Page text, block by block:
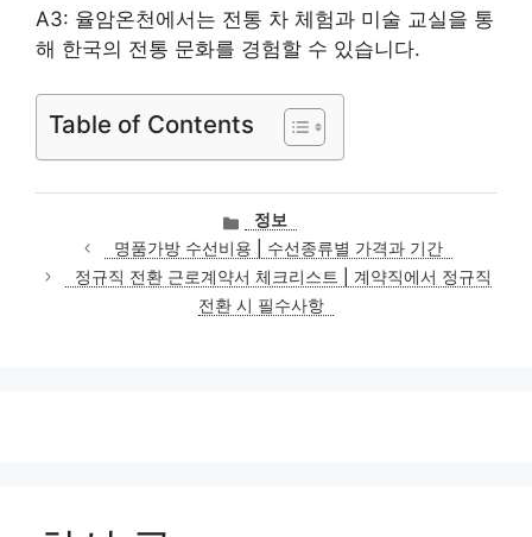
A3: 율암온천에서는 전통 차 체험과 미술 교실을 통
해 한국의 전통 문화를 경험할 수 있습니다.
Table of Contents
카
테
고
리
정보
명품가방 수선비용 | 수선종류별 가격과 기간
정규직 전환 근로계약서 체크리스트 | 계약직에서 정규직
전환 시 필수사항